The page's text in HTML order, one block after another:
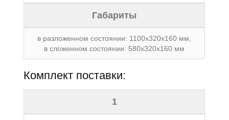
Габариты
в разложенном состоянии: 1100x320x160 мм,
в сложенном состоянии: 580x320x160 мм
Комплект поставки:
1